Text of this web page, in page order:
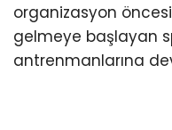
organizasyon
gelmeye başlayan
antrenmanlarına